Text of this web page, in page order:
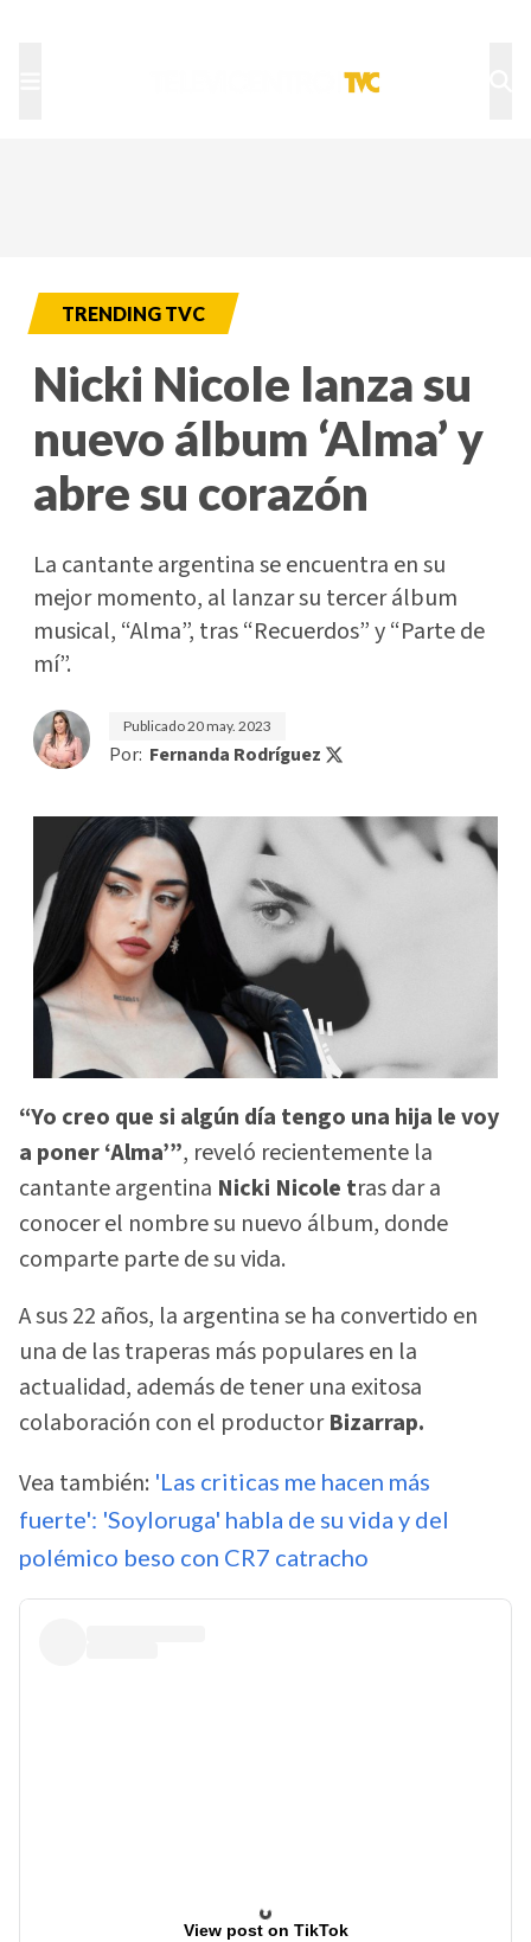
TRENDING TVC
Nicki Nicole lanza su
nuevo álbum ‘Alma’ y
abre su corazón
La cantante argentina se encuentra en su
mejor momento, al lanzar su tercer álbum
musical, “Alma”, tras “Recuerdos” y “Parte de
mí”.
Publicado20 may. 2023
Por: Fernanda Rodríguez
“Yo creo que si algún día tengo una hija le voy
a poner ‘Alma’”, reveló recientemente la
cantante argentina Nicki Nicole tras dar a
conocer el nombre su nuevo álbum, donde
comparte parte de su vida.
A sus 22 años, la argentina se ha convertido en
una de las traperas más populares en la
actualidad, además de tener una exitosa
colaboración con el productorBizarrap.
Vea también: 'Las criticas me hacen más
fuerte': 'Soyloruga' habla de su vida y del
polémico beso con CR7 catracho
View post on TikTok